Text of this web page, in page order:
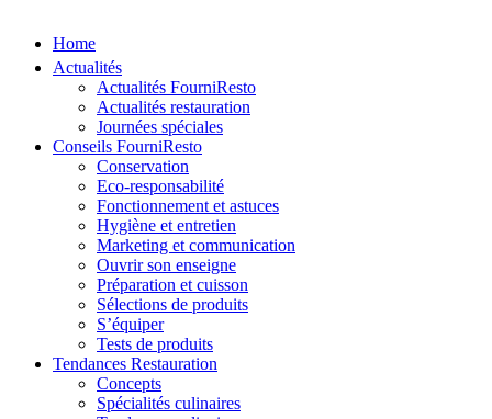
Home
Actualités
Actualités FourniResto
Actualités restauration
Journées spéciales
Conseils FourniResto
Conservation
Eco-responsabilité
Fonctionnement et astuces
Hygiène et entretien
Marketing et communication
Ouvrir son enseigne
Préparation et cuisson
Sélections de produits
S’équiper
Tests de produits
Tendances Restauration
Concepts
Spécialités culinaires